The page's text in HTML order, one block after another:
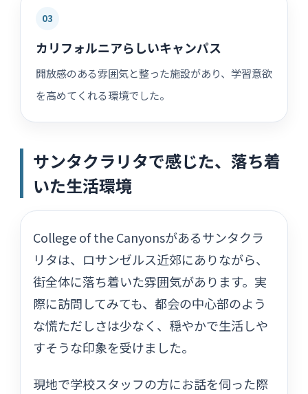
03
カリフォルニアらしいキャンパス
開放感のある雰囲気と整った施設があり、学習意欲
を高めてくれる環境でした。
サンタクラリタで感じた、落ち着
いた生活環境
College of the Canyonsがあるサンタクラ
リタは、ロサンゼルス近郊にありながら、
街全体に落ち着いた雰囲気があります。実
際に訪問してみても、都会の中心部のよう
な慌ただしさは少なく、穏やかで生活しや
すそうな印象を受けました。
現地で学校スタッフの方にお話を伺った際